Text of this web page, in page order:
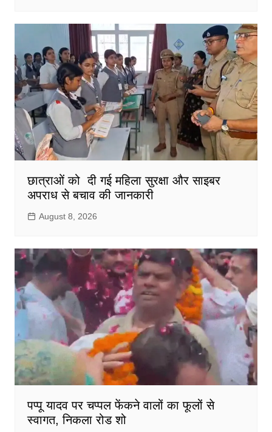
छात्राओं को दी गई महिला सुरक्षा और साइबर
अपराध से बचाव की जानकारी
August 8, 2026
पप्पू यादव पर चप्पल फेंकने वालों का फूलों से
स्वागत, निकला रोड शो